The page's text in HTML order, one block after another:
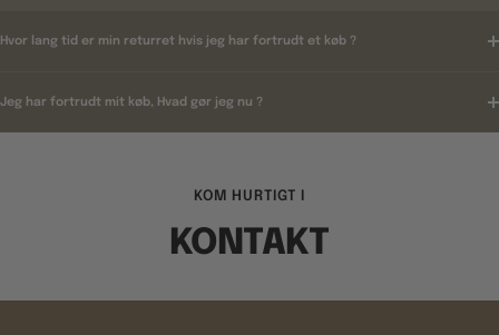
Hvor lang tid er min returret hvis jeg har fortrudt et køb ?
Jeg har fortrudt mit køb, Hvad gør jeg nu ?
KOM HURTIGT I
KONTAKT